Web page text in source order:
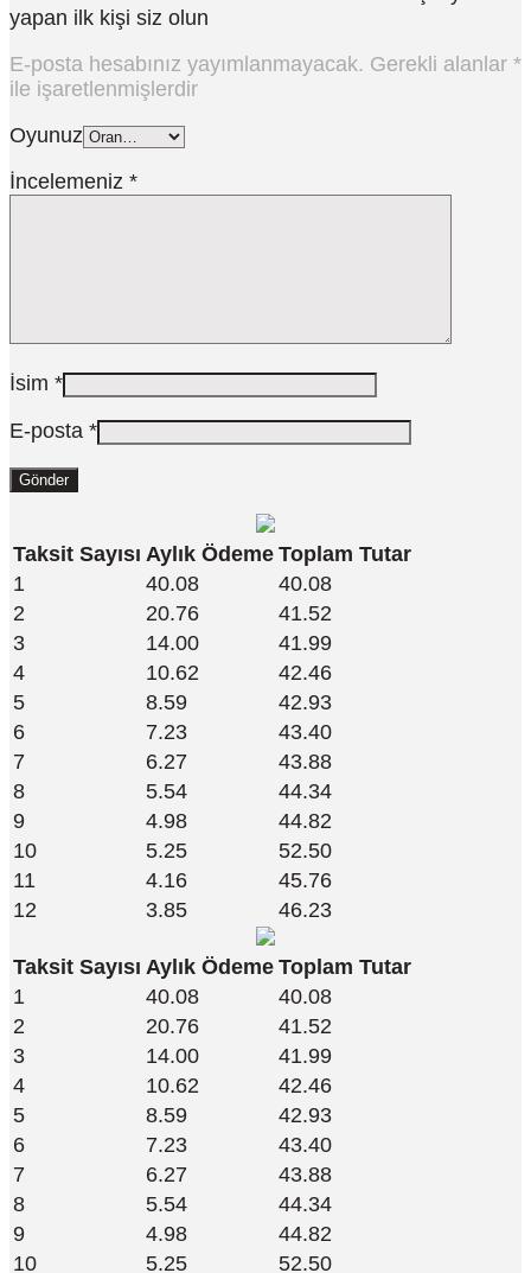
yapan ilk kişi siz olun
E-posta hesabınız yayımlanmayacak. Gerekli alanlar *
ile işaretlenmişlerdir
Oyunuz
İncelemeniz *
İsim *
E-posta *
Taksit Sayısı Aylık Ödeme Toplam Tutar
1
40.08
40.08
2
20.76
41.52
3
14.00
41.99
4
10.62
42.46
5
8.59
42.93
6
7.23
43.40
7
6.27
43.88
8
5.54
44.34
9
4.98
44.82
10
5.25
52.50
11
4.16
45.76
12
3.85 46.23
Taksit Sayısı Aylık Ödeme Toplam Tutar
1
40.08
40.08
2
20.76
41.52
3
14.00
41.99
4
10.62
42.46
5
8.59
42.93
6
7.23
43.40
7
6.27
43.88
8
5.54
44.34
9
4.98
44.82
10
5.25
52.50